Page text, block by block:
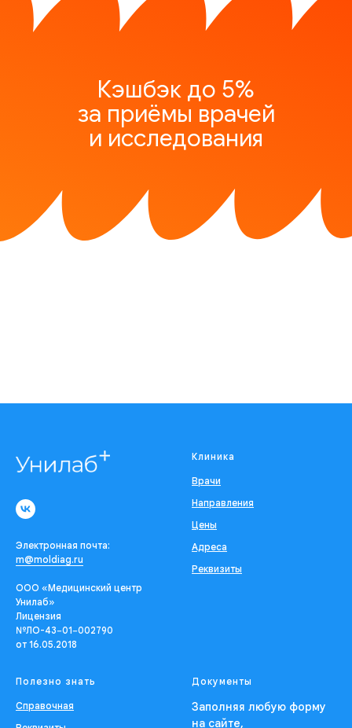
Кэшбэк до 5%
за приёмы врачей
и исследования
Электронная почта:
m@moldiag.ru
ООО «Медицинский центр
Унилаб»
Лицензия
№ЛО-43−01−002790
от 16.05.2018
Клиника
Врачи
Направления
Цены
Адреса
Реквизиты
Полезно знать
Справочная
Документы
Заполняя любую форму
на сайте,